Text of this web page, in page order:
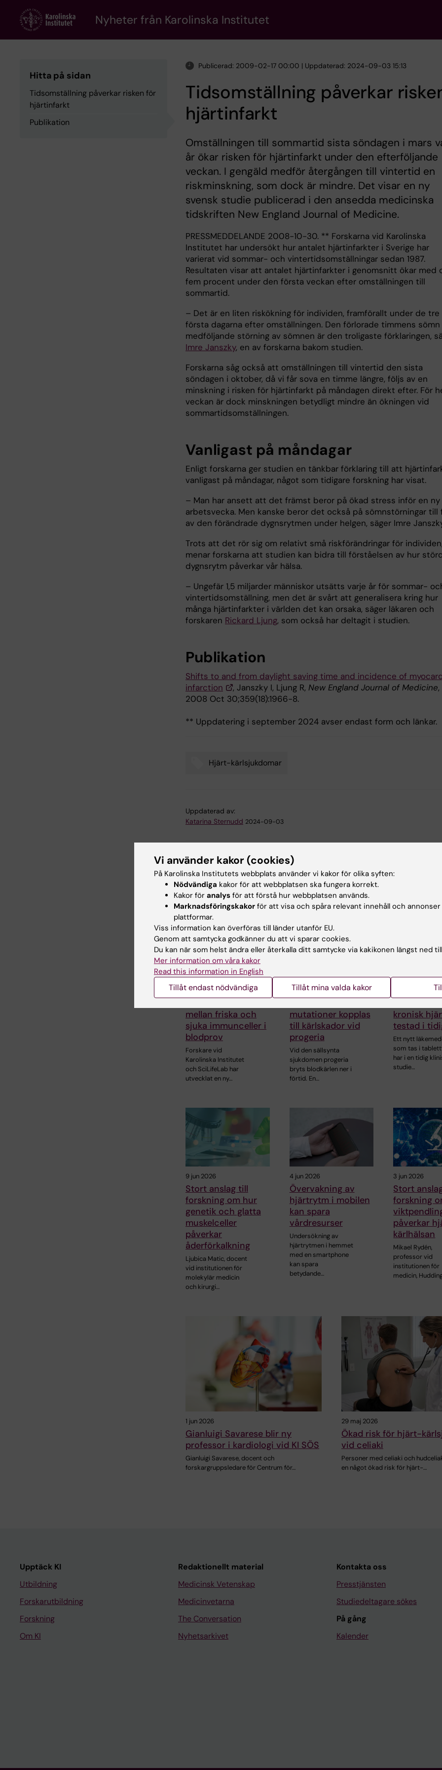
content
Nyheter från Karolinska Institutet
Hitta på sidan
Tidsomställning påverkar risken för
hjärtinfarkt
Publikation
Publicerad: 2009-02-17 00:00 | Uppdaterad: 2024-09-03 15:13
Tidsomställning påverkar
hjärtinfarkt
Omställningen till sommartid sista söndagen i mars
år ökar risken för hjärtinfarkt under den efterföljande
veckan. I gengäld medför återgången till vintertid en
riskminskning, som dock är mindre. Det visar en ny
svensk studie publicerad i den ansedda medicinska
tidskriften New England Journal of Medicine.
PRESSMEDDELANDE 2008-10-30. ** Forskarna vid Karolinska
Institutet har undersökt hur antalet hjärtinfarkter i Sverige har
varierat vid sommar- och vintertidsomställningar sedan 1987.
Resultaten visar att antalet hjärtinfarkter i genomsnitt ökar med
fem procent under den första veckan efter omställningen till
sommartid.
– Det är en liten riskökning för individen, framförallt under de tre
första dagarna efter omställningen. Den förlorade timmens
medföljande störning av sömnen är den troligaste förklaringen,
Imre Janszky, en av forskarna bakom studien.
Forskarna såg också att omställningen till vintertid den sista
söndagen i oktober, då vi får sova en timme längre, följs av en
minskning i risken för hjärtinfarkt på måndagen direkt efter. För
veckan är dock minskningen betydligt mindre än ökningen vid
sommartidsomställningen.
Vanligast på måndagar
Enligt forskarna ger studien en tänkbar förklaring till att
vanligast på måndagar, något som tidigare forskning har visat.
– Man har ansett att det främst beror på ökad stress inför en ny
arbetsvecka. Men kanske beror det också på sömnstörningar till
av den förändrade dygnsrytmen under helgen, säger Imre
Trots att det rör sig om relativt små riskförändringar för
menar forskarna att studien kan bidra till förståelsen av hur
dygnsrytm påverkar vår hälsa.
– Ungefär 1,5 miljarder människor utsätts varje år för sommar-
vintertidsomställning, men det är svårt att generalisera kring hur
många hjärtinfarkter i världen det kan orsaka, säger läkaren och
forskaren Rickard Ljung, som också har deltagit i studien.
Publikation
Shifts to and from daylight saving time and incidence of
infarction
, Janszky I, Ljung R, New England Journal of Medicine,
2008 Oct 30;359(18):1966-8.
** Uppdatering i september 2024 avser endast form och länkar.
Hjärt-kärlsjukdomar
Uppdaterad av:
Katarina Sternudd 2024-09-03
Dela
Relaterade artiklar
6 aug 2026
mellan friska och
sjuka immunceller i
blodprov
Forskare vid
Karolinska Institutet
och SciLifeLab har
utvecklat en ny…
31 jul 2026
mutationer kopplas
till kärlskador vid
progeria
Vid den sällsynta
sjukdomen progeria
bryts blodkärlen ner i
förtid. En…
kronisk
testad i
Ett nytt
som tas i
har i en tidig
studie…
9 jun 2026
Stort anslag till
forskning om hur
genetik och glatta
muskelceller
påverkar
åderförkalkning
Ljubica Matic, docent
vid institutionen för
molekylär medicin
och kirurgi…
4 jun 2026
Övervakning av
hjärtrytm i mobilen
kan spara
vårdresurser
Undersökning av
hjärtrytmen i hemmet
med en smartphone
kan spara
betydande…
3 jun 2026
Stort
forskning
påverkar
kärlhälsan
Mikael Rydén,
professor vid
institutionen för
medicin,
1 jun 2026
Gianluigi Savarese blir ny
professor i kardiologi vid KI SÖS
Gianluigi Savarese, docent och
forskargruppsledare för Centrum för…
29 maj 2026
Ökad risk för hjärt-
vid celiaki
Personer med celiaki och
en något ökad risk för hjärt-…
Upptäck KI
Utbildning
Forskarutbildning
Forskning
Om KI
Redaktionellt material
Medicinsk Vetenskap
Medicinvetarna
The Conversation
Nyhetsarkivet
Kontakta oss
Presstjänsten
Studiedeltagare sökes
På gång
Kalender
Vi använder kakor (cookies)
På Karolinska Institutets webbplats använder vi kakor för olika syften:
Nödvändiga kakor för att webbplatsen ska fungera korrekt.
Kakor för analys för att förstå hur webbplatsen används.
Marknadsföringskakor för att visa och spåra relevant innehåll och
plattformar.
Viss information kan överföras till länder utanför EU.
Genom att samtycka godkänner du att vi sparar cookies.
Du kan när som helst ändra eller återkalla ditt samtycke via kakikonen längst ned
Mer information om våra kakor
Read this information in English
Tillåt endast nödvändiga Tillåt mina valda kakor